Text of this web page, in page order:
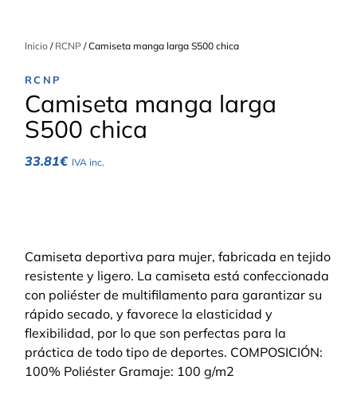
Inicio/ RCNP/ Camiseta manga larga S500 chica
RCNP
Camiseta manga larga
S500 chica
33.81€ IVA inc.
Camiseta deportiva para mujer, fabricada en tejido
resistente y ligero. La camiseta está confeccionada
con poliéster de multifilamento para garantizar su
rápido secado, y favorece la elasticidad y
flexibilidad, por lo que son perfectas para la
práctica de todo tipo de deportes. COMPOSICIÓN:
100% Poliéster Gramaje: 100 g/m2